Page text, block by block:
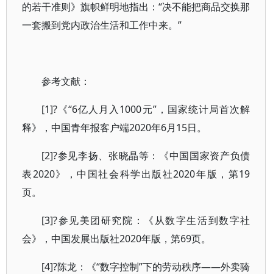
的若干准则》旗帜鲜明地指出：“决不能把商品交换那
一套搬到党内政治生活和工作中来。”
参考文献：
[1]?《“6亿人月入1000元”，国家统计局首次解
释》，中国青年报客户端2020年6月15日。
[2]?参见李扬、张晓晶等：《中国国家资产负债
表2020》，中国社会科学出版社2020年版，第19
页。
[3]?参见美团研究院：《从数字生活到数字社
会》，中国发展出版社2020年版，第69页。
[4]?陈龙：《“数字控制”下的劳动秩序——外卖骑